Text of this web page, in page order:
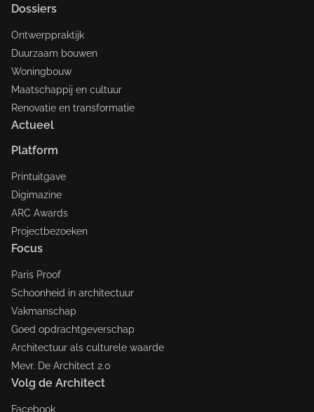
Dossiers
Ontwerppraktijk
Duurzaam bouwen
Woningbouw
Maatschappij en cultuur
Renovatie en transformatie
Actueel
Platform
Printuitgave
Digimazine
ARC Awards
Projectbezoeken
Focus
Paris Proof
Schoonheid in architectuur
Vakmanschap
Goed opdrachtgeverschap
Architectuur als culturele waarde
Mevr. De Architect 2.0
Volg de Architect
Facebook